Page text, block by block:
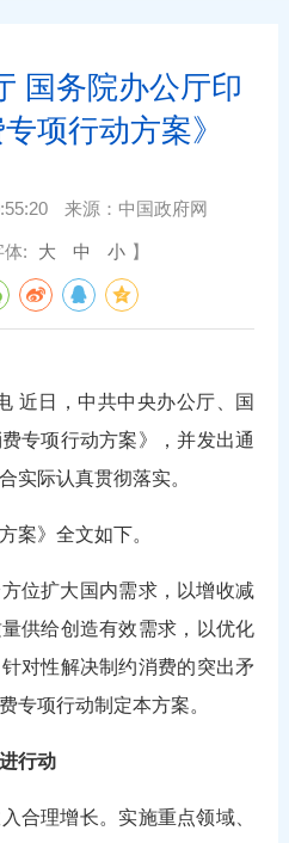
国务院办公厅印
项行动方案》
来源： 中国政府网
体: 大 中 小 】
近日，中共中央办公厅、国
专项行动方案》，并发出通
实际认真贯彻落实。
案》全文如下。
位扩大国内需求，以增收减
供给创造有效需求，以优化
对性解决制约消费的突出矛
专项行动制定本方案。
行动
合理增长。实施重点领域、